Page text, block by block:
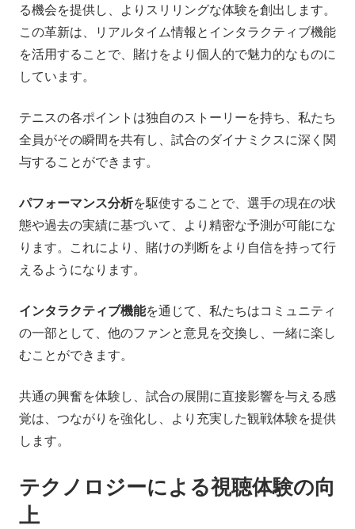
る機会を提供し、よりスリリングな体験を創出します。
この革新は、リアルタイム情報とインタラクティブ機能
を活用することで、賭けをより個人的で魅力的なものに
しています。
テニスの各ポイントは独自のストーリーを持ち、私たち
全員がその瞬間を共有し、試合のダイナミクスに深く関
与することができます。
パフォーマンス分析を駆使することで、選手の現在の状
態や過去の実績に基づいて、より精密な予測が可能にな
ります。これにより、賭けの判断をより自信を持って行
えるようになります。
インタラクティブ機能を通じて、私たちはコミュニティ
の一部として、他のファンと意見を交換し、一緒に楽し
むことができます。
共通の興奮を体験し、試合の展開に直接影響を与える感
覚は、つながりを強化し、より充実した観戦体験を提供
します。
テクノロジーによる視聴体験の向
上